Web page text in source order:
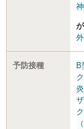
予防接種 B